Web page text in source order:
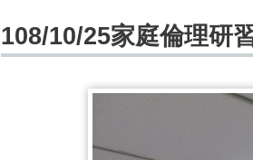
108/10/25家庭倫理研